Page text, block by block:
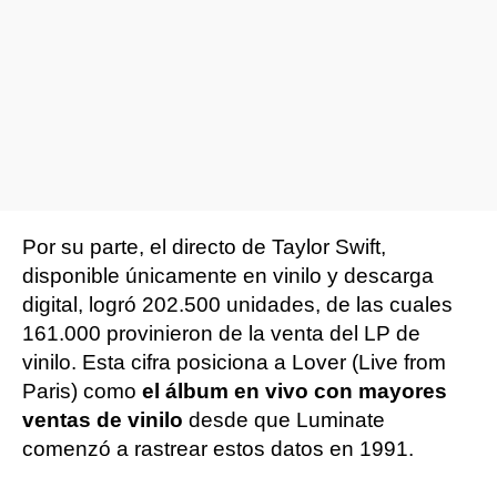
Por su parte, el directo de Taylor Swift,
disponible únicamente en vinilo y descarga
digital, logró 202.500 unidades, de las cuales
161.000 provinieron de la venta del LP de
vinilo. Esta cifra posiciona a Lover (Live from
Paris) como el álbum en vivo con mayores
ventas de vinilo desde que Luminate
comenzó a rastrear estos datos en 1991.